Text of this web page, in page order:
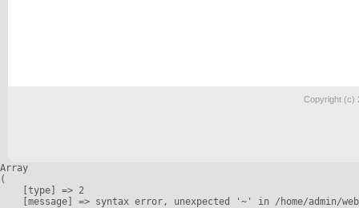
Copyright (c)
Array
(
    [type] => 2
[message] => syntax error, unexpected '~' in /home/admin/